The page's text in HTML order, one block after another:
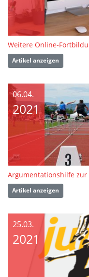
Weitere Online-
Artikel anzeigen
06.04.
2021
Argumentationshilfe
Artikel anzeigen
25.03.
2021